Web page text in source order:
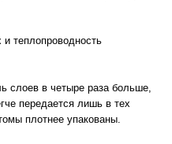
теплопроводность
слоев в четыре раза больше,
передается лишь в тех
плотнее упакованы.